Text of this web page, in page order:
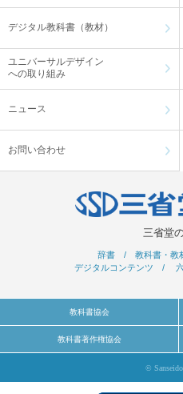
デジタル教科書（教材）
ユニバーサルデザイン
への取り組み
ニュース
お問い合わせ
三省堂
辞書 / 教科書・教
デジタルコンテンツ /
教科書協会
教科書著作権協会
©